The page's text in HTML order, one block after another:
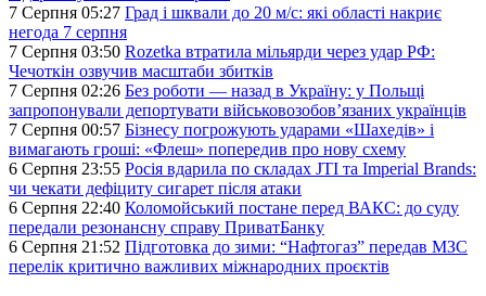
7 Серпня 05:27 Град і шквали до 20 м/с: які області накриє
негода 7 серпня
7 Серпня 03:50 Rozetka втратила мільярди через удар РФ:
Чечоткін озвучив масштаби збитків
7 Серпня 02:26 Без роботи — назад в Україну: у Польщі
запропонували депортувати військовозобов’язаних українців
7 Серпня 00:57 Бізнесу погрожують ударами «Шахедів» і
вимагають гроші: «Флеш» попередив про нову схему
6 Серпня 23:55 Росія вдарила по складах JTI та Imperial Brands:
чи чекати дефіциту сигарет після атаки
6 Серпня 22:40 Коломойський постане перед ВАКС: до суду
передали резонансну справу ПриватБанку
6 Серпня 21:52 Підготовка до зими: “Нафтогаз” передав МЗС
перелік критично важливих міжнародних проєктів